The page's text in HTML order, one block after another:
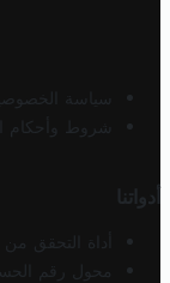
سياسة
شروط وأحكام
أدواتنا
أداة التحقق
محول رقم